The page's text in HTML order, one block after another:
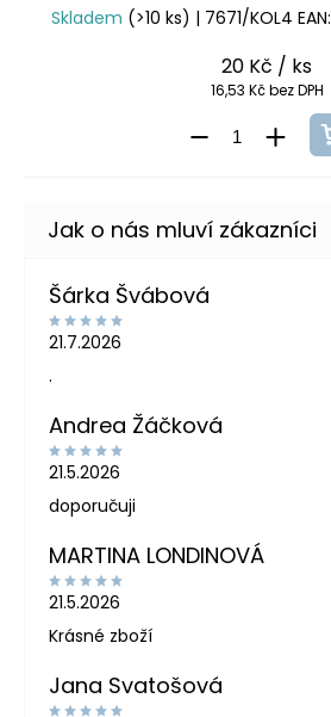
Skladem (>10 ks) | 7671/KOL4 EAN:
20 Kč / ks
16,53 Kč bez DPH
Šárka Švábová
21.7.2026
.
Andrea Žáčková
21.5.2026
doporučuji
MARTINA LONDINOVÁ
21.5.2026
Krásné zboží
Jana Svatošová